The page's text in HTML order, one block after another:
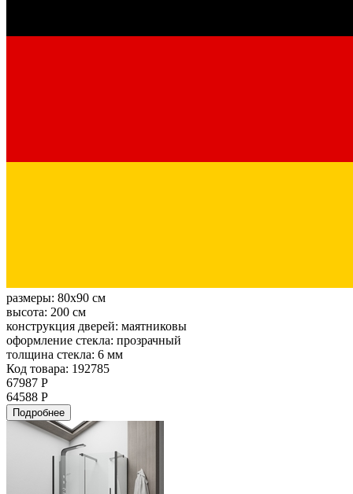
размеры: 80x90 см
высота: 200 см
конструкция дверей: маятниковы
оформление стекла: прозрачный
толщина стекла: 6 мм
Код товара: 192785
67987 Р
64588 Р
Подробнее